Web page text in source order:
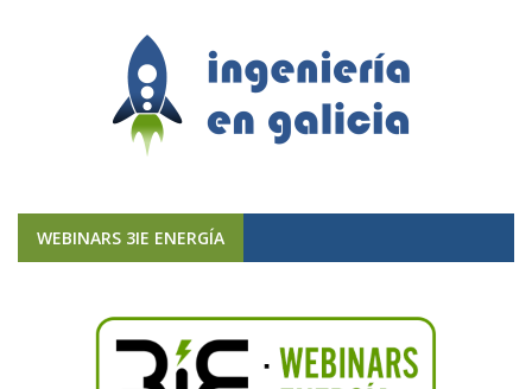
WEBINARS 3IE ENERGÍA